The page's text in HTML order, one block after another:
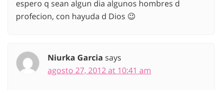
espero q sean algun dia algunos hombres d
profecion, con hayuda d Dios 😉
Niurka Garcia says
agosto 27, 2012 at 10:41 am